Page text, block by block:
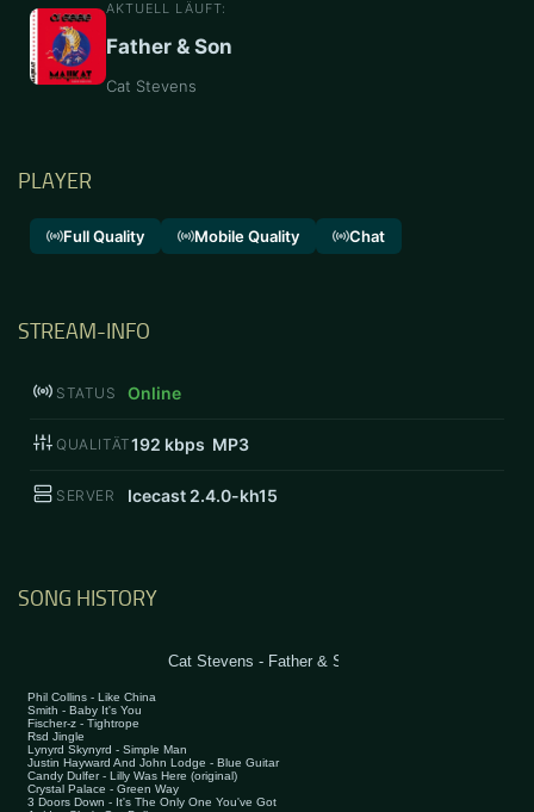
AKTUELL LÄUFT:
Father & Son
Cat Stevens
PLAYER
Full Quality Mobile Quality Chat
STREAM-INFO
STATUS Online
QUALITÄT192 kbps MP3
SERVER Icecast 2.4.0-kh15
SONG HISTORY